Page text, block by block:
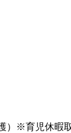
）※育児休暇